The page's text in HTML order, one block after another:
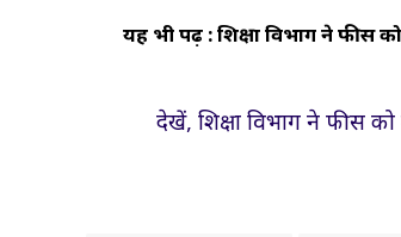
यह भी पढ़ें : शिक्षा विभाग ने फीस
देखें, शिक्षा विभाग ने फीस